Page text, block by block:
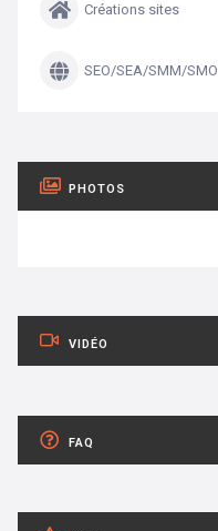
Créations sites
SEO/SEA/SMM/SMO
PHOTOS
VIDÉO
FAQ